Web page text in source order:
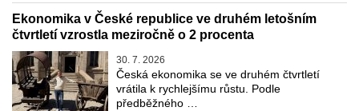
Ekonomika v České republice ve druhém letošním
čtvrtletí vzrostla meziročně o 2 procenta
30. 7. 2026
Česká ekonomika se ve druhém čtvrtletí
vrátila k rychlejšímu růstu. Podle
předběžného …